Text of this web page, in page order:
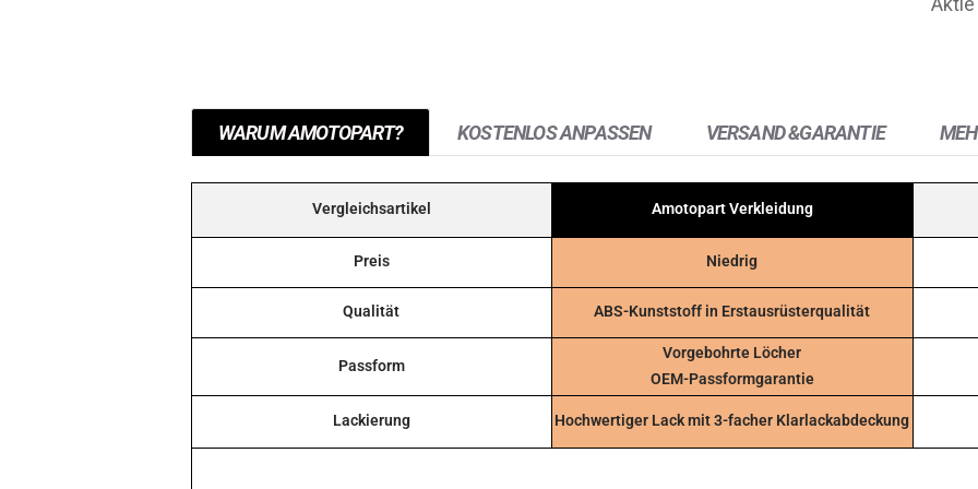
WARUM AMOTOPART?
Vergleichsartikel Amotopart Verkleidung
Preis Niedrig
Qualität ABS-Kunststoff in Erstausrüsterqualität
Passform
Vorgebohrte Löcher
OEM-Passformgarantie
Lackierung Hochwertiger Lack mit 3-facher Klarlackabdeckung
KOSTENLOS ANPASSEN VERSAND &GARANTIE